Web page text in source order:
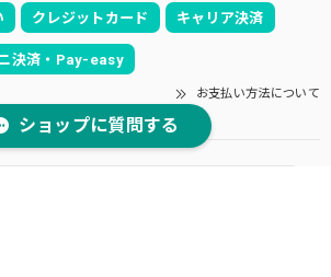
クレジットカード キャリア決済
決済・Pay-easy
お支払い方法について
ショップに質問する